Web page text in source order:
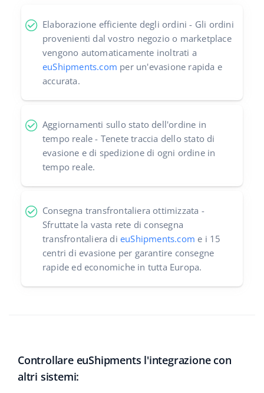
română
中文
Elaborazione efficiente degli ordini - Gli ordini
provenienti dal vostro negozio o marketplace
vengono automaticamente inoltrati a
euShipments.com per un'evasione rapida e
accurata.
Aggiornamenti sullo stato dell'ordine in
tempo reale - Tenete traccia dello stato di
evasione e di spedizione di ogni ordine in
tempo reale.
Consegna transfrontaliera ottimizzata -
Sfruttate la vasta rete di consegna
transfrontaliera di euShipments.com e i 15
centri di evasione per garantire consegne
rapide ed economiche in tutta Europa.
Controllare euShipments l'integrazione con
altri sistemi: